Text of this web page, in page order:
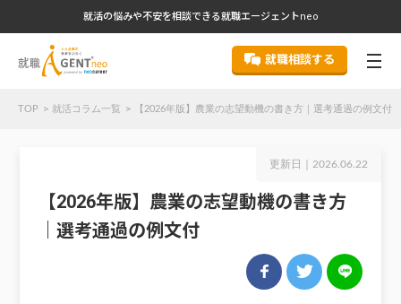
就活の悩みや不安を相談できる就職エージェントneo
就職相談する
TOP 就活コラム一覧 【2026年版】農業の志望動機の書き方｜選考通過の例文付
更新日｜ 2026.06.22
【2026年版】農業の志望動機の書き方
｜選考通過の例文付